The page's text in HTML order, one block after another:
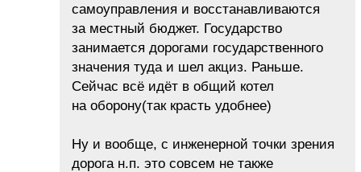
самоуправления и восстанавливаются
за местный бюджет. Государство
занимается дорогами государственного
значения туда и шел акциз. Раньше.
Сейчас всё идёт в общий котел
на оборону(так красть удобнее)
Ну и вообще, с инженерной точки зрения
дорога н.п. это совсем не также